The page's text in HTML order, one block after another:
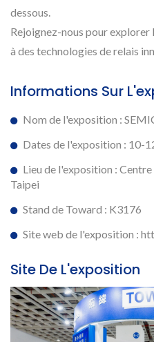
dessous.
Rejoignez-nous pour
à des technologies de relais
Informations Sur
Nom de l'exposition :
Dates de l'exposition : 10-
Lieu de l'exposition :
Taipei
Stand de Toward : K3176
Site web de l'exposition :
Site De L'exposition